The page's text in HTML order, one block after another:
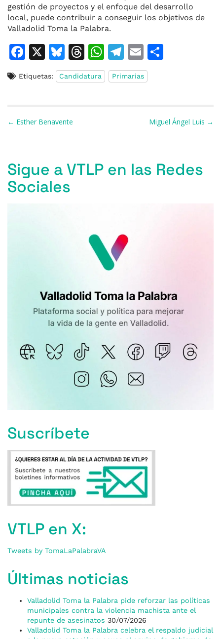
gestión de proyectos y el enfoque del desarrollo
local, puede contribuir a conseguir los objetivos de
Valladolid Toma la Palabra.
F
c
b
o
k
X
Bl
u
e
k
y
T
h
re
W
h
at
T
el
e
E
m
ai
ar
ti
Etiquetas: Candidatura Primarias
Navegación de entradas
← Esther Benavente Miguel Ángel Luis →
Sigue a VTLP en las Redes
Sociales
Suscríbete
VTLP en X:
Tweets by TomaLaPalabraVA
Últimas noticias
Valladolid Toma la Palabra pide reforzar las políticas
municipales contra la violencia machista ante el
repunte de asesinatos 30/07/2026
Valladolid Toma la Palabra celebra el respaldo judicial